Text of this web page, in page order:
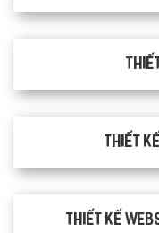
Thiết
Thiết kế